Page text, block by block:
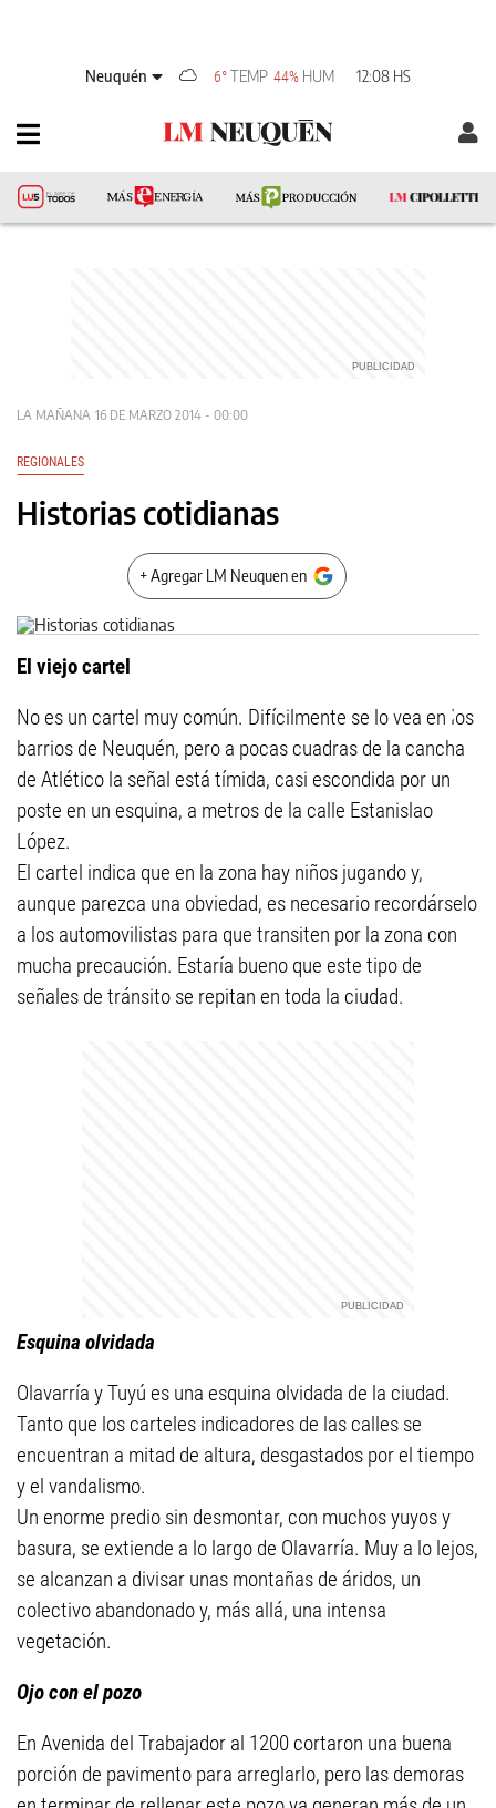
Neuquén 6°TEMP 44% HUM 12:08 HS
LA MAÑANA 16 DE MARZO 2014 - 00:00
REGIONALES
Historias cotidianas
+ Agregar LM Neuquen en
El viejo cartel
No es un cartel muy común. Difícilmente se lo vea en los
barrios de Neuquén, pero a pocas cuadras de la cancha
de Atlético la señal está tímida, casi escondida por un
poste en un esquina, a metros de la calle Estanislao
López.
El cartel indica que en la zona hay niños jugando y,
aunque parezca una obviedad, es necesario recordárselo
a los automovilistas para que transiten por la zona con
mucha precaución. Estaría bueno que este tipo de
señales de tránsito se repitan en toda la ciudad.
Esquina olvidada
Olavarría y Tuyú es una esquina olvidada de la ciudad.
Tanto que los carteles indicadores de las calles se
encuentran a mitad de altura, desgastados por el tiempo
y el vandalismo.
Un enorme predio sin desmontar, con muchos yuyos y
basura, se extiende a lo largo de Olavarría. Muy a lo lejos,
se alcanzan a divisar unas montañas de áridos, un
colectivo abandonado y, más allá, una intensa
vegetación.
Ojo con el pozo
En Avenida del Trabajador al 1200 cortaron una buena
porción de pavimento para arreglarlo, pero las demoras